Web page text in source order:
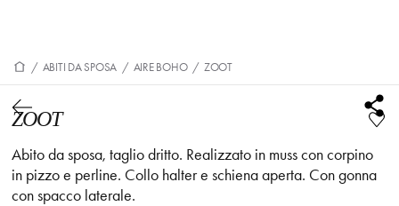
/ ABITI DA SPOSA / AIRE BOHO / ZOOT
ZOOT
Abito da sposa, taglio dritto. Realizzato in muss con corpino
in pizzo e perline. Collo halter e schiena aperta. Con gonna
con spacco laterale.